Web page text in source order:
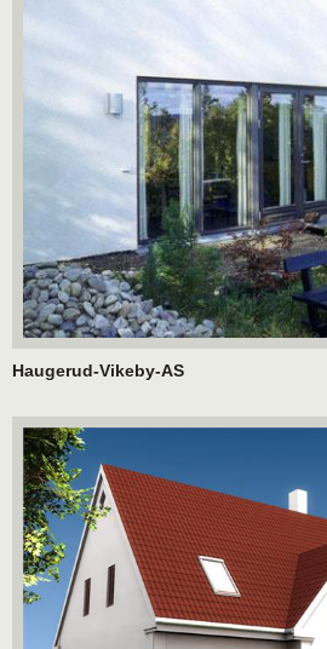
Haugerud-Vikeby-AS